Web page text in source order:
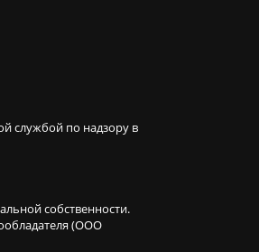
службой по надзору в
собственности.
(ООО